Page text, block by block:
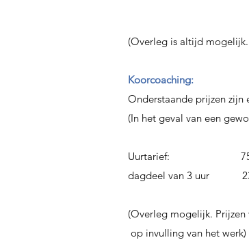
(Overleg is altijd
Koorcoaching:
Onderstaande prijzen zijn
(In het geval van een
Uurtarief: 75
dagdeel van 3 uur
(Overleg mogelijk.
op invulling van het werk)